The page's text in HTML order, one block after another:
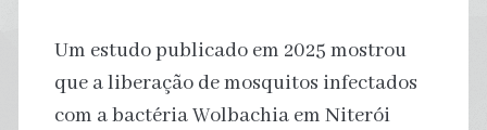
Um estudo publicado em 2025 mostrou
que a liberação de mosquitos infectados
com a bactéria Wolbachia em Niterói